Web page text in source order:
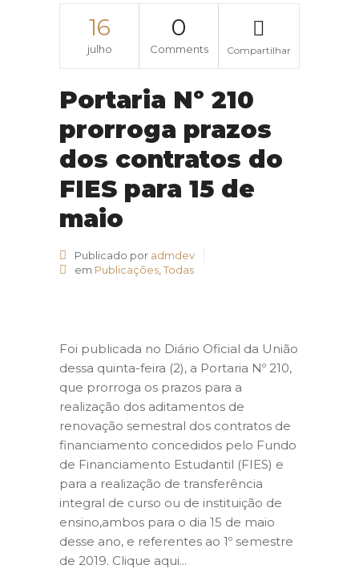
16
julho
0
Comments Compartilhar
Portaria Nº 210
prorroga prazos
dos contratos do
FIES para 15 de
maio
Publicado por admdev
em Publicações Todas
Foi publicada no Diário Oficial da União
dessa quinta-feira (2), a Portaria Nº 210,
que prorroga os prazos para a
realização dos aditamentos de
renovação semestral dos contratos de
financiamento concedidos pelo Fundo
de Financiamento Estudantil (FIES) e
para a realização de transferência
integral de curso ou de instituição de
ensino,ambos para o dia 15 de maio
desse ano, e referentes ao 1º semestre
de 2019. Clique aqui...